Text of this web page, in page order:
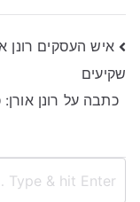
ניווט
איש העסקים רונן
שקיעים
כתבה על רונן